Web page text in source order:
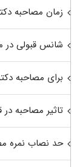
زمان مصاحبه
شانس قبولی در
برای مصاحبه
تاثیر مصاحبه
حد نصاب نمره